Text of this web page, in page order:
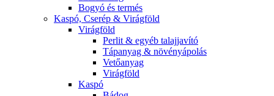
Bogyó és termés
Kaspó, Cserép & Virágföld
Virágföld
Perlit & egyéb talajjavító
Tápanyag & növényápolás
Vetőanyag
Virágföld
Kaspó